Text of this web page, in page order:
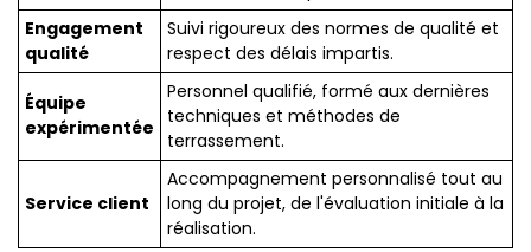
Engagement
qualité
Suivi rigoureux des normes de qualité et
respect des délais impartis.
Équipe
expérimentée
Personnel qualifié, formé aux dernières
techniques et méthodes de
terrassement.
Service client
Accompagnement personnalisé tout au
long du projet, de l'évaluation initiale à la
réalisation.